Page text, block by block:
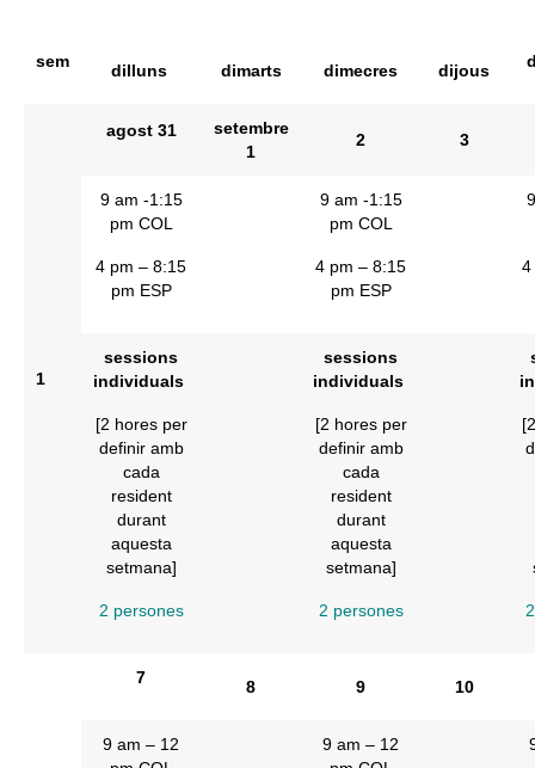
sem dilluns dimarts dimecres dijous
1
agost31
setembre
1
2 3
9 am -1:15
pm COL
4 pm – 8:15
pm ESP
9 am -1:15
pm COL
4 pm – 8:15
pm ESP
4
sessions
individuals
[2 hores per
definir amb
cada
resident
durant
aquesta
setmana]
2 persones
sessions
individuals
[2 hores per
definir amb
cada
resident
durant
aquesta
setmana]
2 persones
7 8 9 10
9 am – 12
9 am – 12